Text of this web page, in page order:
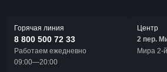
Горячая линия
8 800 500 72 33
Работаем ежедневно
09:00—20:00
Центр
2 пер.
Мира 2-